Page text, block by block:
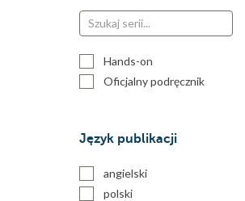
Hands-on
Oficjalny podręcznik
Język publikacji
angielski
polski